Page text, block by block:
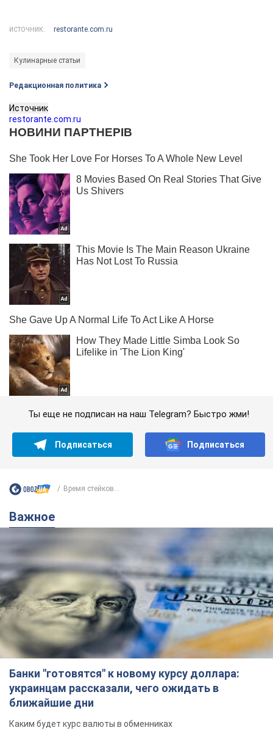
ИСТОЧНИК: restorante.com.ru
Кулинарные статьи
Редакционная политика
Источник
restorante.com.ru
Ты еще не подписан на наш Telegram? Быстро жми!
Подписаться Подписаться
Время стейков...
Важное
Банки "готовятся" к новому курсу доллара:
украинцам рассказали, чего ожидать в
ближайшие дни
Каким будет курс валюты в обменниках